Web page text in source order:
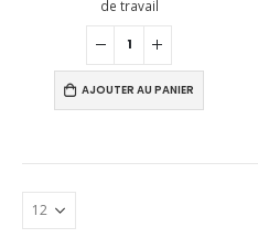
de travail
AJOUTER AU PANIER